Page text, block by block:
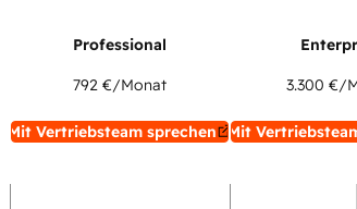
792 €/Monat
Mit Vertriebsteam sprechen
3.300 €/
Mit